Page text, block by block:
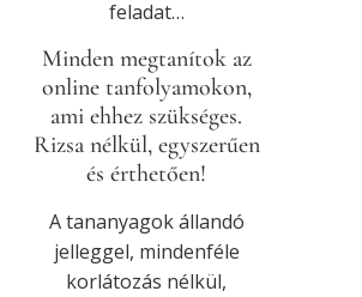
feladat…
Minden megtanítok az
online tanfolyamokon,
ami ehhez szükséges.
Rizsa nélkül, egyszerűen
és érthetően!
A tananyagok állandó
jelleggel, mindenféle
korlátozás nélkül,